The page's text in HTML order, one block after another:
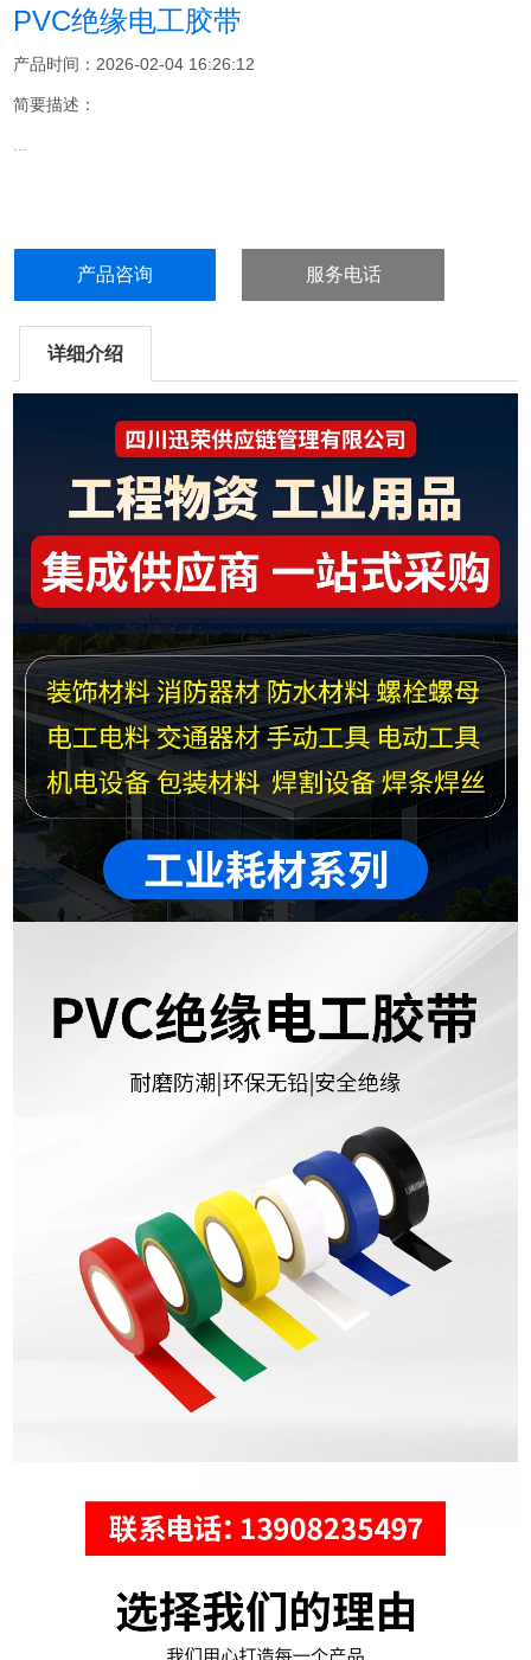
PVC绝缘电工胶带
产品时间：2026-02-04 16:26:12
简要描述：
...
产品咨询 服务电话
详细介绍